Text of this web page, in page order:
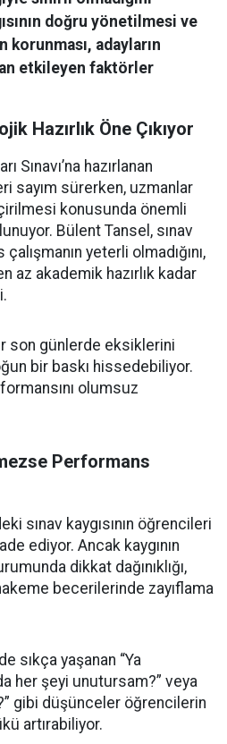
doğru yönetilmesi ve
korunması, adayların
etkileyen faktörler
Hazırlık Öne Çıkıyor
Sınavı’na hazırlanan
sayım sürerken, uzmanlar
konusunda önemli
Bülent Tansel, sınav
yeterli olmadığını,
az akademik hazırlık kadar
son günlerde eksiklerini
bir baskı hissedebiliyor.
olumsuz
Performans
sınav kaygısının öğrencileri
ediyor. Ancak kaygının
dikkat dağınıklığı,
becerilerinde zayıflama
sıkça yaşanan “Ya
her şeyi unutursam?” veya
gibi düşünceler öğrencilerin
artırabiliyor.